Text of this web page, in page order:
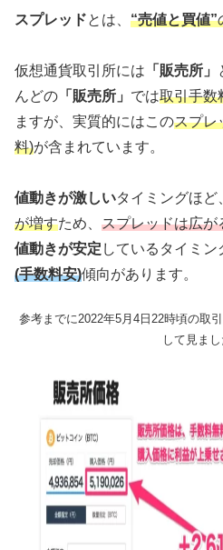
スプレッドとは、 “売値と買値”
仮想通貨取引所には 「販売所」
んどの 「販売所」 では取引手数
ますが、実質的にはこのスプレ
料)が含まれています。
値動きが激しいタイミングほど
が増すため、 スプレッドは広が
値動きが安定 しているタイミン
(手数料安)傾向があります。
参考までに2022年5月4日22時頃の取
して見まし